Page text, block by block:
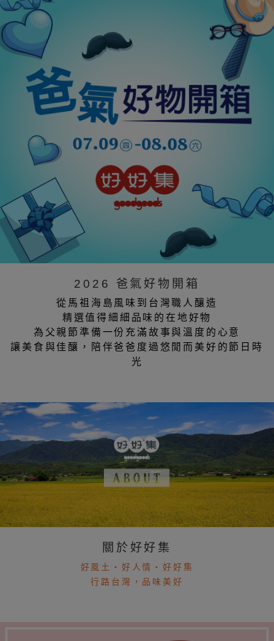
2026 爸氣好物開箱
從馬祖海島風味到台灣職人釀造
精選值得細細品味的在地好物
為父親節準備一份充滿故事與溫度的心意
讓美食與佳釀，陪伴爸爸度過悠閒而美好的節日時
光
關於好好集
好風土・好人情・好好集
行路台灣，品味美好